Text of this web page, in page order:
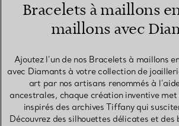
Bracelets à maillons
maillons avec
Ajoutez l’un de nos Bracelets à maillons
avec Diamants à votre collection de
art par nos artisans renommés à
ancestrales, chaque création inventive met
inspirés des archives Tiffany qui
Découvrez des silhouettes délicates et